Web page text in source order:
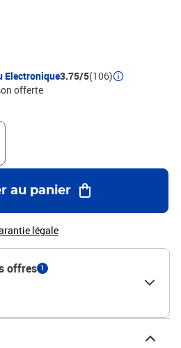
Electronique3.75/5(106)
offerte
au panier
légale
offres 1